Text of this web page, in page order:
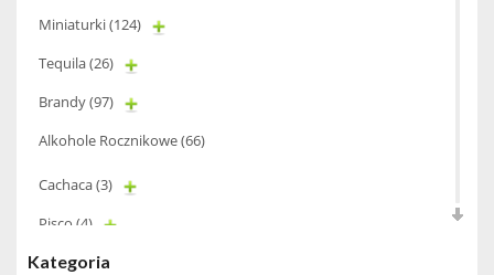
Miniaturki(124)
Tequila(26)
Brandy(97)
Alkohole Rocznikowe(66)
Cachaca(3)
Pisco (4)
Bourbon (42)
Kategoria